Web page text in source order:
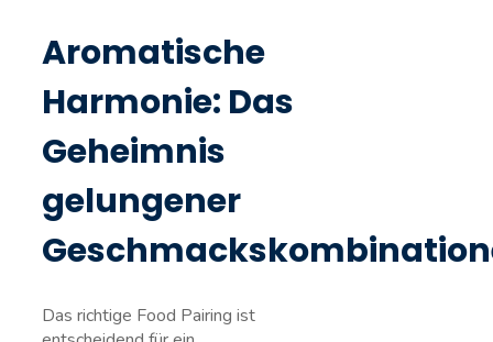
Aromatische
Harmonie: Das
Geheimnis ​
gelungener
Das richtige Food Pairing ist